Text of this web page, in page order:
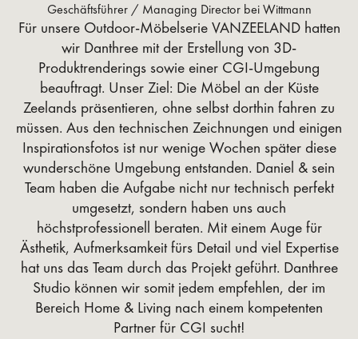
Geschäftsführer / Managing Director bei Wittmann
Für unsere Outdoor-Möbelserie VANZEELAND hatten
wir Danthree mit der Erstellung von 3D-
Produktrenderings sowie einer CGI-Umgebung
beauftragt. Unser Ziel: Die Möbel an der Küste
Zeelands präsentieren, ohne selbst dorthin fahren zu
müssen. Aus den technischen Zeichnungen und einigen
Inspirationsfotos ist nur wenige Wochen später diese
wunderschöne Umgebung entstanden. Daniel & sein
Team haben die Aufgabe nicht nur technisch perfekt
umgesetzt, sondern haben uns auch
höchstprofessionell beraten. Mit einem Auge für
Ästhetik, Aufmerksamkeit fürs Detail und viel Expertise
hat uns das Team durch das Projekt geführt. Danthree
Studio können wir somit jedem empfehlen, der im
Bereich Home & Living nach einem kompetenten
Partner für CGI sucht!